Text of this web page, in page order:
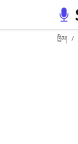
ཁྱིམ།